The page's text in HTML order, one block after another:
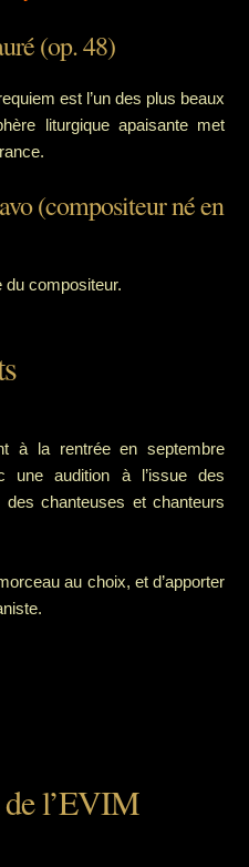
(op. 48)
est l’un des plus beaux
liturgique apaisante met
(compositeur né en
du compositeur.
à la rentrée en septembre
une audition à l’issue des
chanteuses et chanteurs
au choix, et d’apporter
de l’EVIM